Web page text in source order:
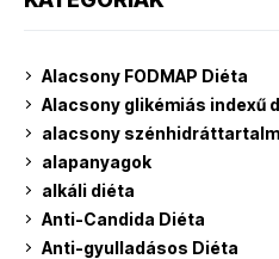
Alacsony FODMAP Diéta
Alacsony glikémiás indexű
alacsony
alapanyagok
alkáli diéta
Anti-Candida Diéta
Anti-gyulladásos Diéta